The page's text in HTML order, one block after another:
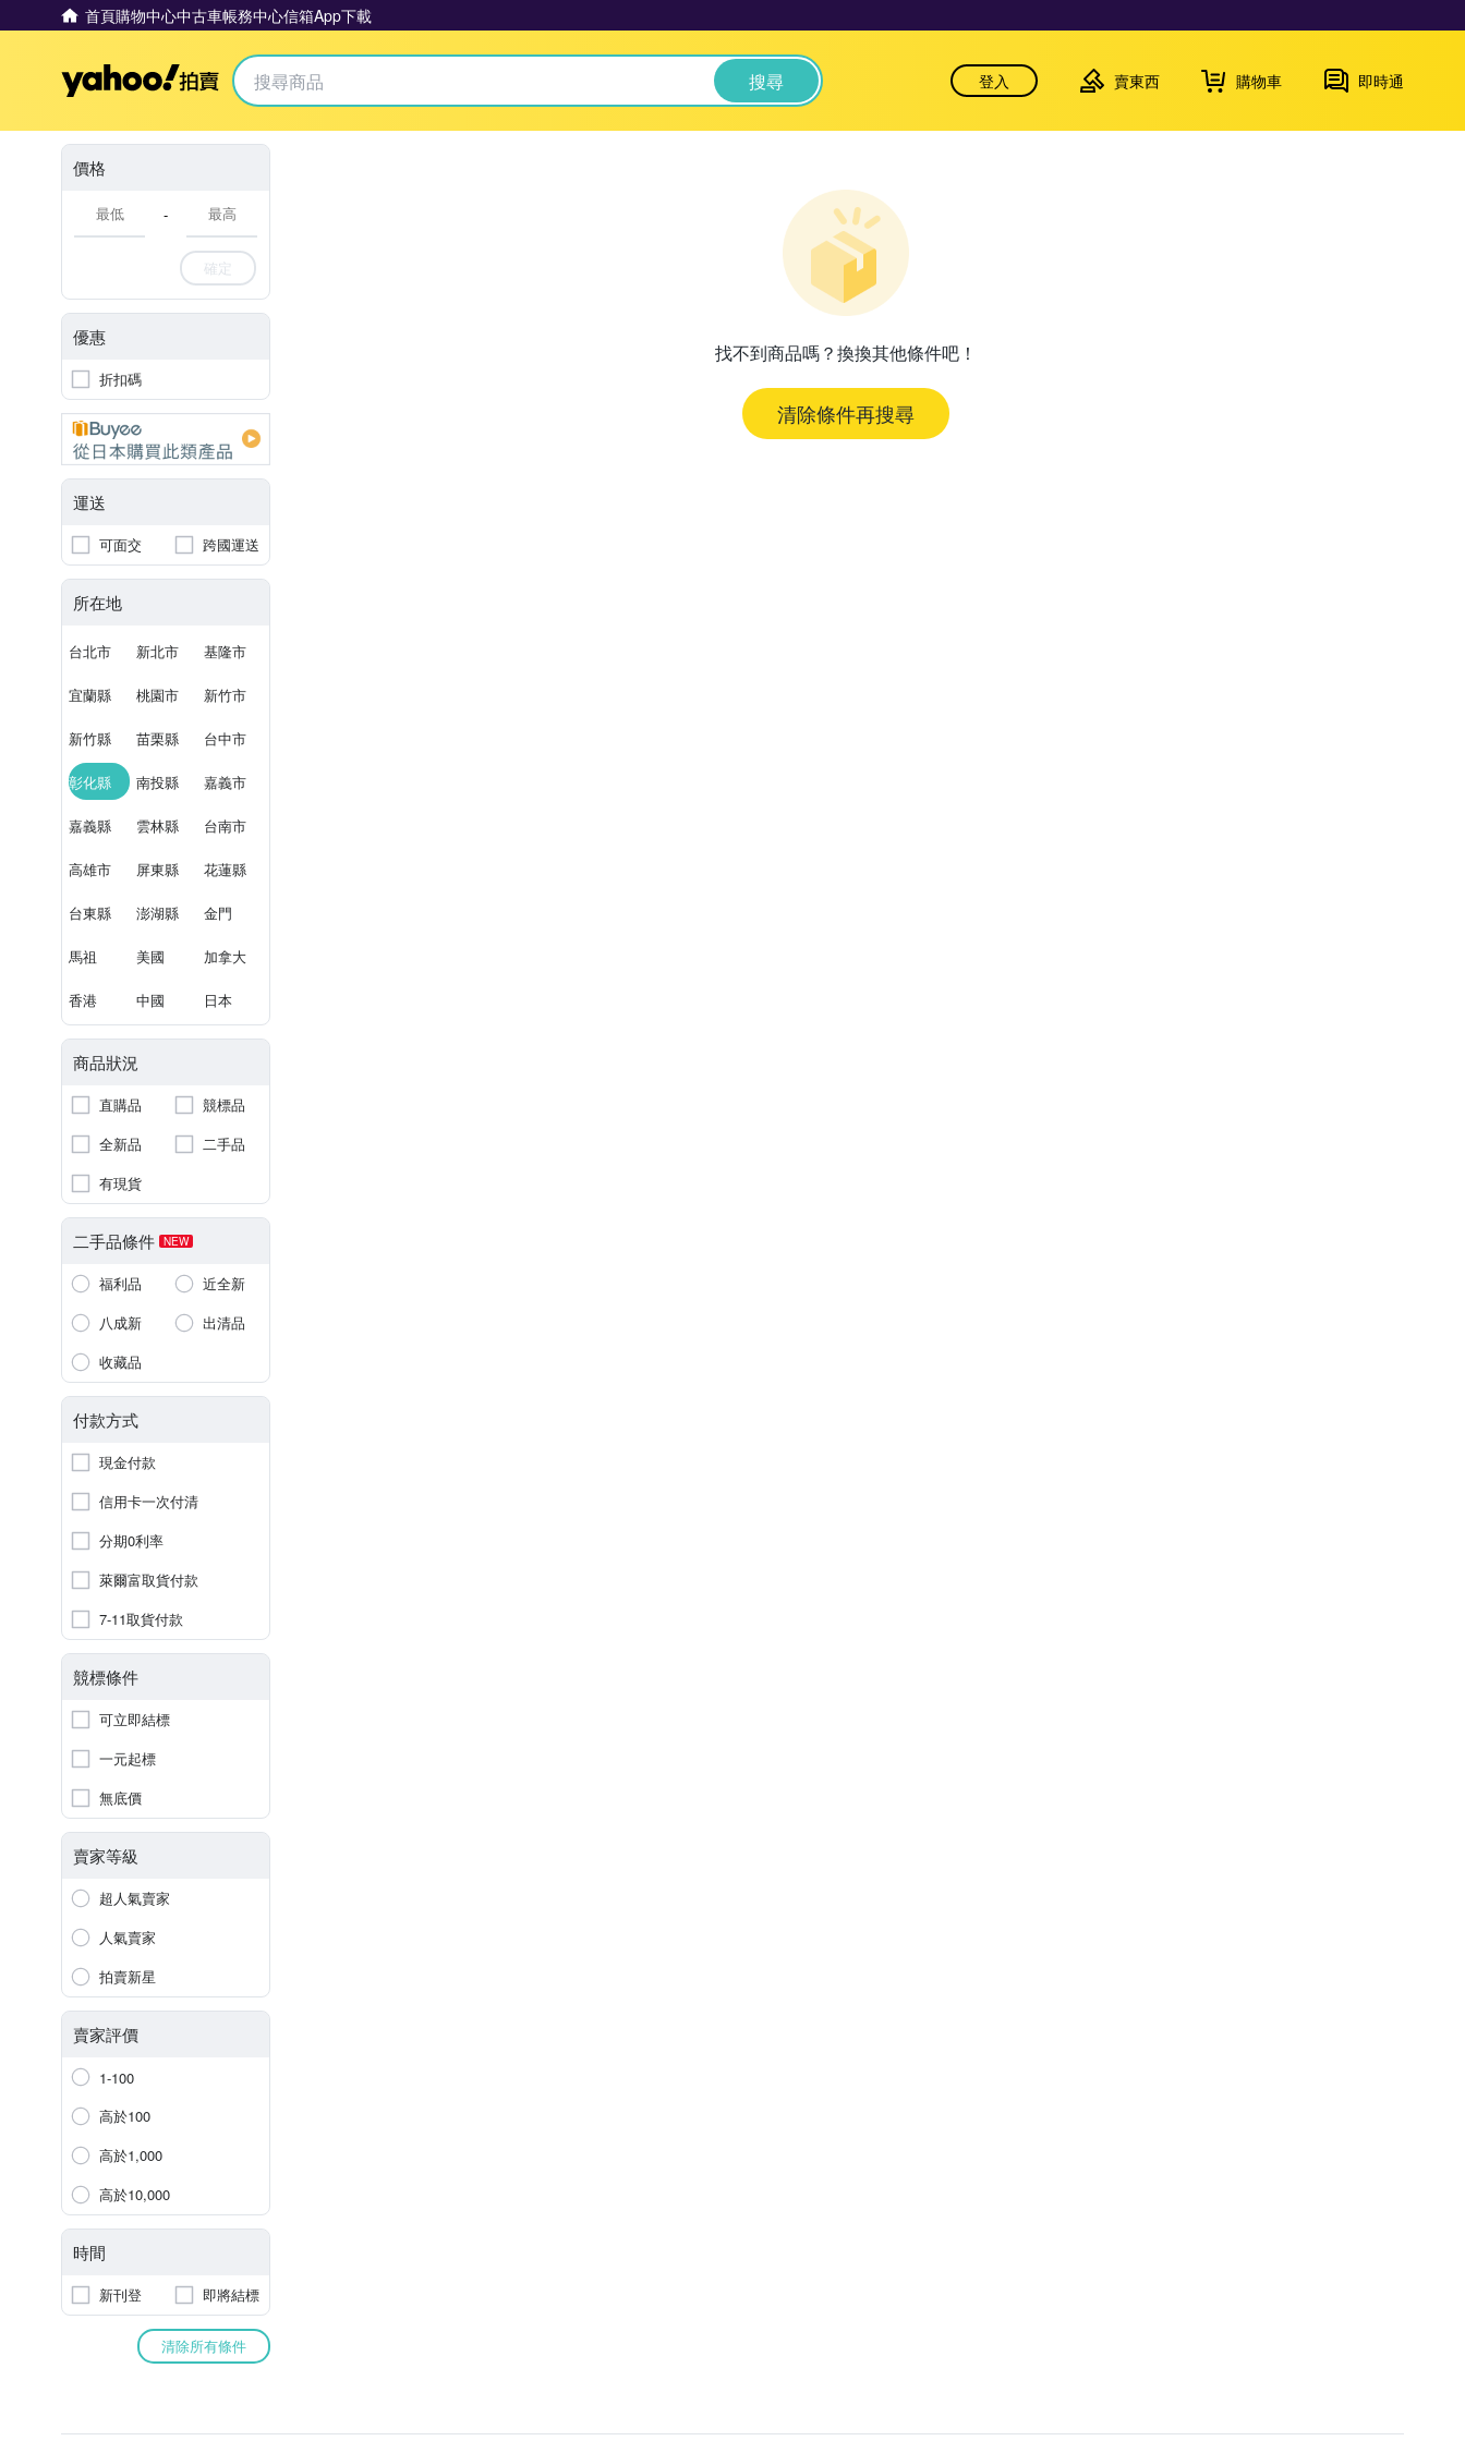
首頁購物中心中古車帳務中心信箱App下載
Yahoo拍賣 搜尋 登入 賣東西 購物車 即時通
價格
-
確定
優惠
折扣碼
運送
可面交 跨國運送
所在地
台北市 新北市 基隆市
宜蘭縣 桃園市 新竹市
新竹縣 苗栗縣 台中市
彰化縣 南投縣 嘉義市
嘉義縣 雲林縣 台南市
高雄市 屏東縣 花蓮縣
台東縣 澎湖縣 金門
馬祖 美國 加拿大
香港 中國 日本
商品狀況
直購品
競標品
全新品
二手品
有現貨
二手品條件 NEW
福利品
近全新
八成新
出清品
收藏品
付款方式
現金付款
信用卡一次付清
分期0利率
萊爾富取貨付款
7-11取貨付款
競標條件
可立即結標
一元起標
無底價
賣家等級
超人氣賣家
人氣賣家
拍賣新星
賣家評價
1-100
高於100
高於1,000
高於10,000
時間
新刊登 即將結標
清除所有條件
找不到商品嗎？換換其他條件吧！
清除條件再搜尋